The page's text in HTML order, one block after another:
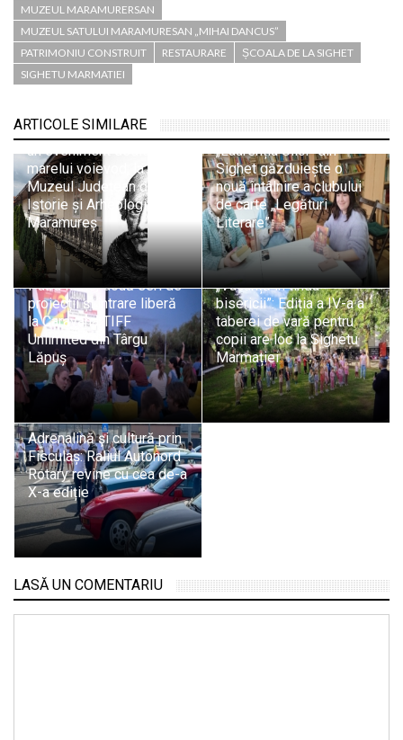
MUZEUL MARAMURERSAN
MUZEUL SATULUI MARAMURESAN „MIHAI DANCUS”
PATRIMONIU CONSTRUIT
RESTAURARE
ȘCOALA DE LA SIGHET
SIGHETU MARMATIEI
ARTICOLE SIMILARE
patrimoniu și memorie” –
un eveniment dedicat
marelui voievod, la
Muzeul Județean de
Istorie și Arheologie
Maramureș
Biblioteca Municipală
„Laurențiu Ulici” din
Sighet găzduiește o
nouă întâlnire a clubului
de carte „Legături
Literare”
Patru filme, două seri de
proiecții și intrare liberă
la Caravana TIFF
Unlimited din Târgu
Lăpuș
„Vacanță în tinda
bisericii”: Ediția a IV-a a
taberei de vară pentru
copii are loc la Sighetu
Marmației
Adrenalină și cultură prin
Fisculaș: Raliul Autonord
Rotary revine cu cea de-a
X-a ediție
LASĂ UN COMENTARIU